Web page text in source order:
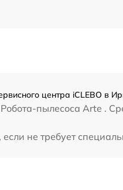
центра iCLEBO в
пылесоса Arte .
не требует